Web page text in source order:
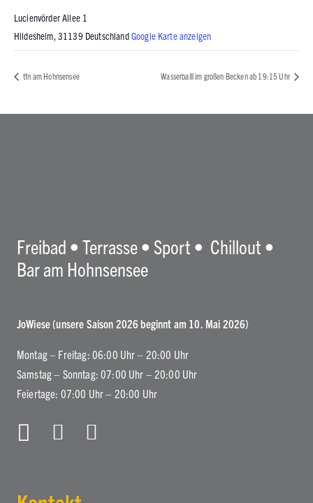
Lucienvörder Allee 1
Hildesheim, 31139 DeutschlandGoogle Karte anzeigen
tfn am Hohnsensee Wasserballl im großen Becken ab 19:15 Uhr
Freibad • Terrasse • Sport • Chillout •
Bar am Hohnsensee
JoWiese (unsere Saison 2026 beginnt am 10. Mai 2026)
Montag – Freitag: 06:00 Uhr – 20:00 Uhr
Samstag – Sonntag: 07:00 Uhr – 20:00 Uhr
Feiertage: 07:00 Uhr – 20:00 Uhr